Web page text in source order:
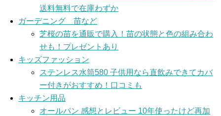
送料無料で在庫わずか
ガーデニング 苗など
芝桜の苗を通販で購入！苗の状態と色の組み合わ
せも！プレゼントあり
キッズファッション
ステンレス水筒580 子供用なら直飲みできてカバ
ー付きがおすすめ！口コミも
キッチン用品
オールパン 感想とレビュー 10年使ったけど再加